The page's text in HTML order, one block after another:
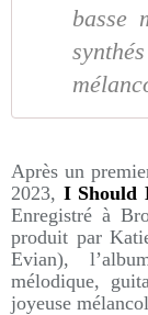
basse
Après un
2023, I Should
Enregistré à
produit par
Evian),
mélodique,
joyeuse